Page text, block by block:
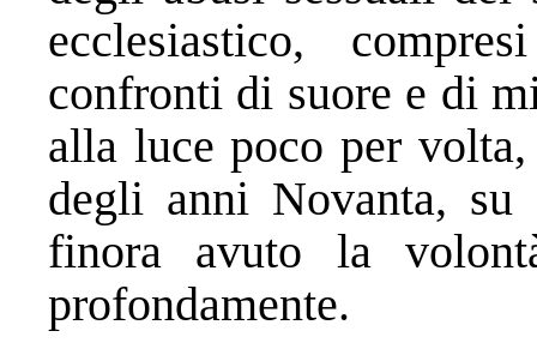
ecclesiastico,
confronti di suore e di
alla luce poco per
degli anni Novanta, su
finora avuto la
profondamente.